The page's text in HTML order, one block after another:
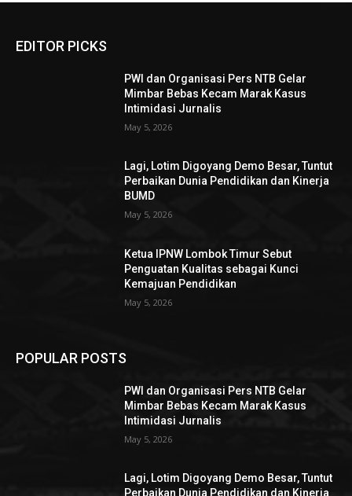
EDITOR PICKS
PWI dan Organisasi Pers NTB Gelar
Mimbar Bebas Kecam Marak Kasus
Intimidasi Jurnalis
May 5, 2026
Lagi, Lotim Digoyang Demo Besar, Tuntut
Perbaikan Dunia Pendidikan dan Kinerja
BUMD
May 5, 2026
Ketua IPNW Lombok Timur Sebut
Penguatan Kualitas sebagai Kunci
Kemajuan Pendidikan
May 5, 2026
POPULAR POSTS
PWI dan Organisasi Pers NTB Gelar
Mimbar Bebas Kecam Marak Kasus
Intimidasi Jurnalis
May 5, 2026
Lagi, Lotim Digoyang Demo Besar, Tuntut
Perbaikan Dunia Pendidikan dan Kinerja